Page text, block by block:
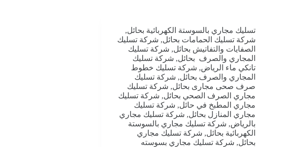
تسليك مجاري بالسوستة الكهربائية بحائل,
شركة تسليك الحمامات بحائل, شركة تسليك
الصفايات والتفاتيش بحائل, شركة تسليك
المجاري والصرف بحائل, شركة تسليك
تانكي ماء الرياض, شركة تسليك خطوط
المجاري والصرف بحائل, شركة تسليك
صرف صحى مجارى بحائل, شركة تسليك
مجاري الصرف الصحي بحائل, شركة تسليك
مجاري المطبخ في حائل, شركة تسليك
مجاري المنازل بحائل, شركة تسليك مجاري
بالرياض, شركة تسليك مجاري بالسوستة
الكهربائية بحائل, شركة تسليك مجاري
بحائل, شركة تسليك مجاري بسوسته